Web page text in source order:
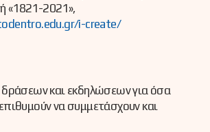
«1821-2021»,
i-create/
και εκδηλώσεων για όσα
να συμμετάσχουν και